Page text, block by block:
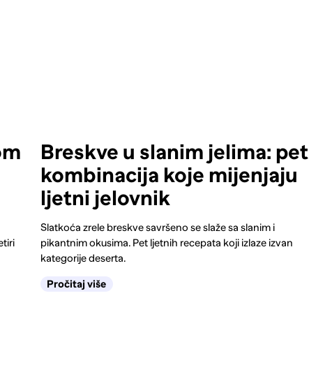
Breskve u slanim jelima: pet
kombinacija koje mijenjaju
ljetni jelovnik
Slatkoća zrele breskve savršeno se slaže sa slanim i
pikantnim okusima. Pet ljetnih recepata koji izlaze izvan
kategorije deserta.
Pročitaj više